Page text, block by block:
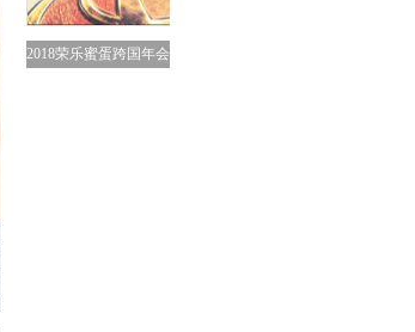
2018荣乐蜜蛋跨国年会